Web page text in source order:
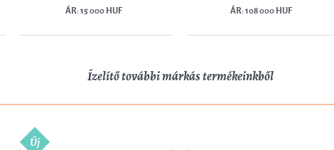
ÁR: 15 000 HUF ÁR: 108 000 HUF
Ízelítő további márkás termékeinkből
Új